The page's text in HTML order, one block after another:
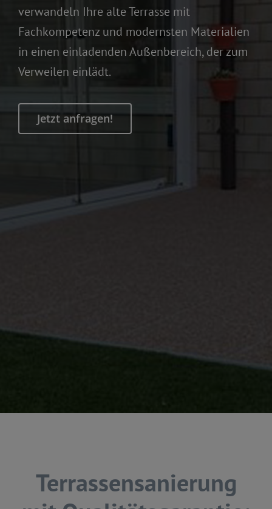
Kostenlose Beratung
verwandeln Ihre alte Terrasse mit
Fachkompetenz und modernsten Materialien
in einen einladenden Außenbereich, der zum
Verweilen einlädt.
Jetzt anfragen!
Terrassensanierung